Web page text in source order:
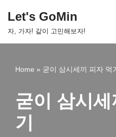
콘
Let's GoMin
자, 가자! 같이 고민해보자!
Home » 굳이 삼시세끼 피자 먹
굳이 삼시세
기